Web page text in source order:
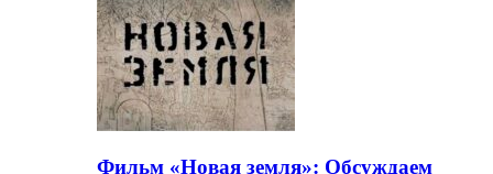
Фильм «Новая земля»: Обсуждаем